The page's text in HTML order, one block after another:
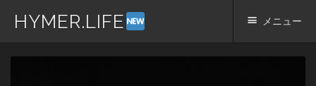
HYMER.LIFE メニュー